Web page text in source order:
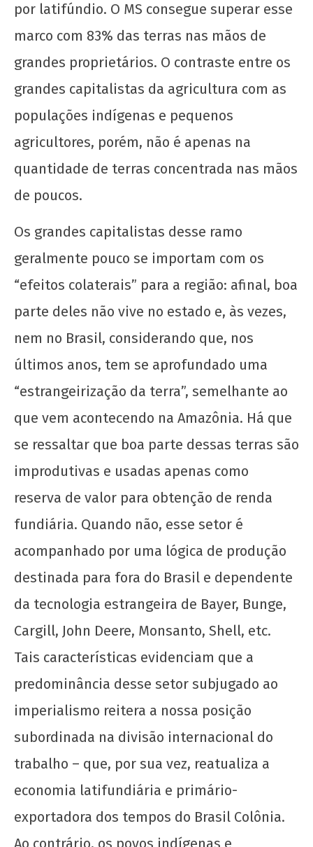
por latifúndio. O MS consegue superar esse
marco com 83% das terras nas mãos de
grandes proprietários. O contraste entre os
grandes capitalistas da agricultura com as
populações indígenas e pequenos
agricultores, porém, não é apenas na
quantidade de terras concentrada nas mãos
de poucos.
Os grandes capitalistas desse ramo
geralmente pouco se importam com os
“efeitos colaterais” para a região: afinal, boa
parte deles não vive no estado e, às vezes,
nem no Brasil, considerando que, nos
últimos anos, tem se aprofundado uma
“estrangeirização da terra”, semelhante ao
que vem acontecendo na Amazônia. Há que
se ressaltar que boa parte dessas terras são
improdutivas e usadas apenas como
reserva de valor para obtenção de renda
fundiária. Quando não, esse setor é
acompanhado por uma lógica de produção
destinada para fora do Brasil e dependente
da tecnologia estrangeira de Bayer, Bunge,
Cargill, John Deere, Monsanto, Shell, etc.
Tais características evidenciam que a
predominância desse setor subjugado ao
imperialismo reitera a nossa posição
subordinada na divisão internacional do
trabalho – que, por sua vez, reatualiza a
economia latifundiária e primário-
exportadora dos tempos do Brasil Colônia.
Ao contrário, os povos indígenas e